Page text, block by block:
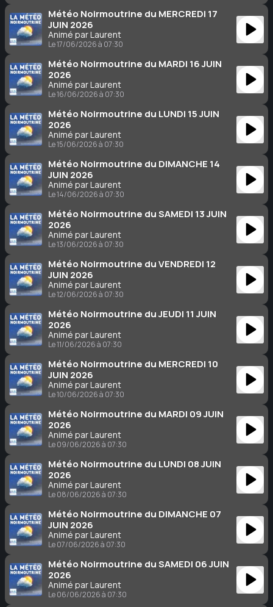
Météo Noirmoutrine du MERCREDI 17
JUIN 2026
Animé par Laurent
Le 17/06/2026 à 07:30
Météo Noirmoutrine du MARDI 16 JUIN
2026
Animé par Laurent
Le 16/06/2026 à 07:30
Météo Noirmoutrine du LUNDI 15 JUIN
2026
Animé par Laurent
Le 15/06/2026 à 07:30
Météo Noirmoutrine du DIMANCHE 14
JUIN 2026
Animé par Laurent
Le 14/06/2026 à 07:30
Météo Noirmoutrine du SAMEDI 13 JUIN
2026
Animé par Laurent
Le 13/06/2026 à 07:30
Météo Noirmoutrine du VENDREDI 12
JUIN 2026
Animé par Laurent
Le 12/06/2026 à 07:30
Météo Noirmoutrine du JEUDI 11 JUIN
2026
Animé par Laurent
Le 11/06/2026 à 07:30
Météo Noirmoutrine du MERCREDI 10
JUIN 2026
Animé par Laurent
Le 10/06/2026 à 07:30
Météo Noirmoutrine du MARDI 09 JUIN
2026
Animé par Laurent
Le 09/06/2026 à 07:30
Météo Noirmoutrine du LUNDI 08 JUIN
2026
Animé par Laurent
Le 08/06/2026 à 07:30
Météo Noirmoutrine du DIMANCHE 07
JUIN 2026
Animé par Laurent
Le 07/06/2026 à 07:30
Météo Noirmoutrine du SAMEDI 06 JUIN
2026
Animé par Laurent
Le 06/06/2026 à 07:30